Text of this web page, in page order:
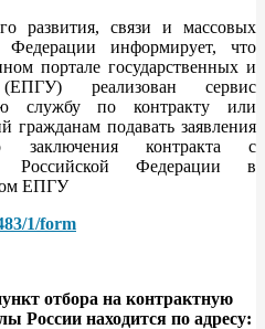
развития, связи и массовых
Федерации информирует, что
портале государственных и
реализован сервис
службу по контракту или
гражданам подавать заявления
заключения контракта с
Российской Федерации в
ЕПГУ
1/form
отбора на контрактную
России находится по адресу: